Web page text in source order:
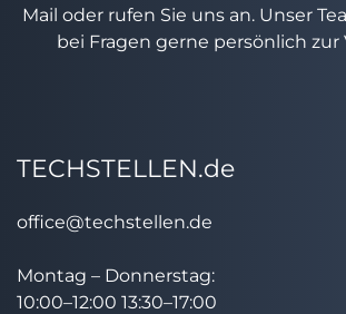
Mail oder rufen Sie uns an. Unser
bei Fragen gerne persönlich zur
TECHSTELLEN.de
office@techstellen.de
Montag – Donnerstag:
10:00–12:00 13:30–17:00